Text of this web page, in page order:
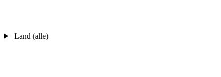
Land (alle)